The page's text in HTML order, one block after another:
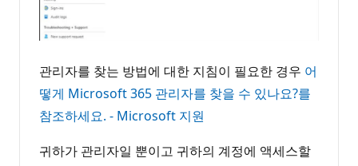
관리자를 찾는 방법에 대한 지침이 필요한 경우 어
떻게 Microsoft 365 관리자를 찾을 수 있나요?를
참조하세요. - Microsoft 지원
귀하가 관리자일 뿐이고 귀하의 계정에 액세스할